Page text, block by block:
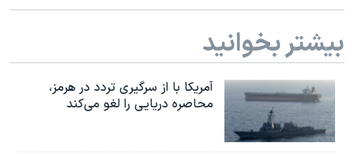
بیشتر بخوانید
آمریکا با از سرگیری تردد در هرمز،
محاصره دریایی را لغو می‌کند